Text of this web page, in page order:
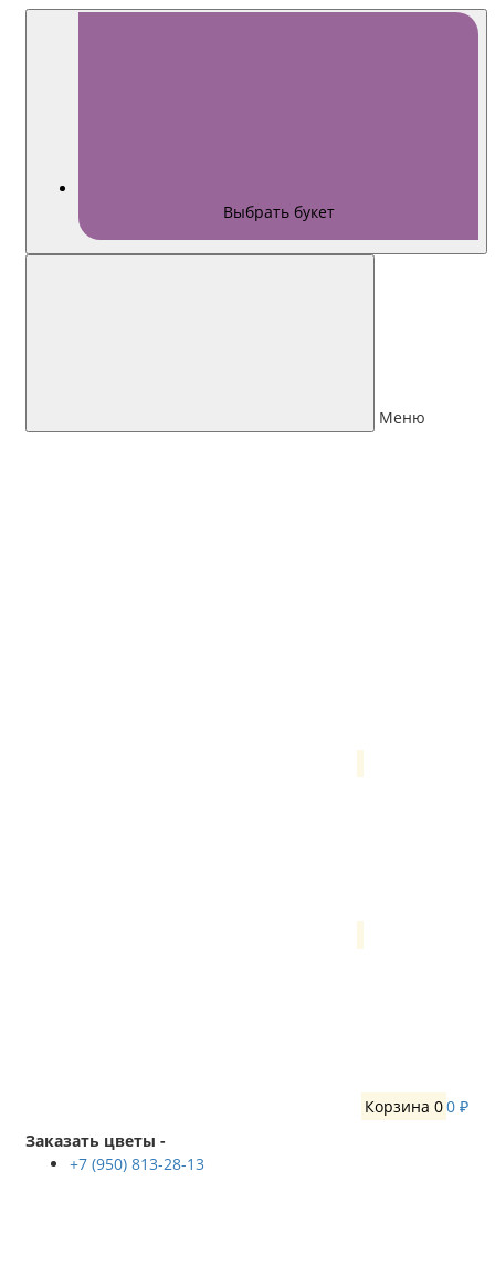
Выбрать букет
Меню
Корзина 00 ₽
Заказать цветы -
+7 (950) 813-28-13